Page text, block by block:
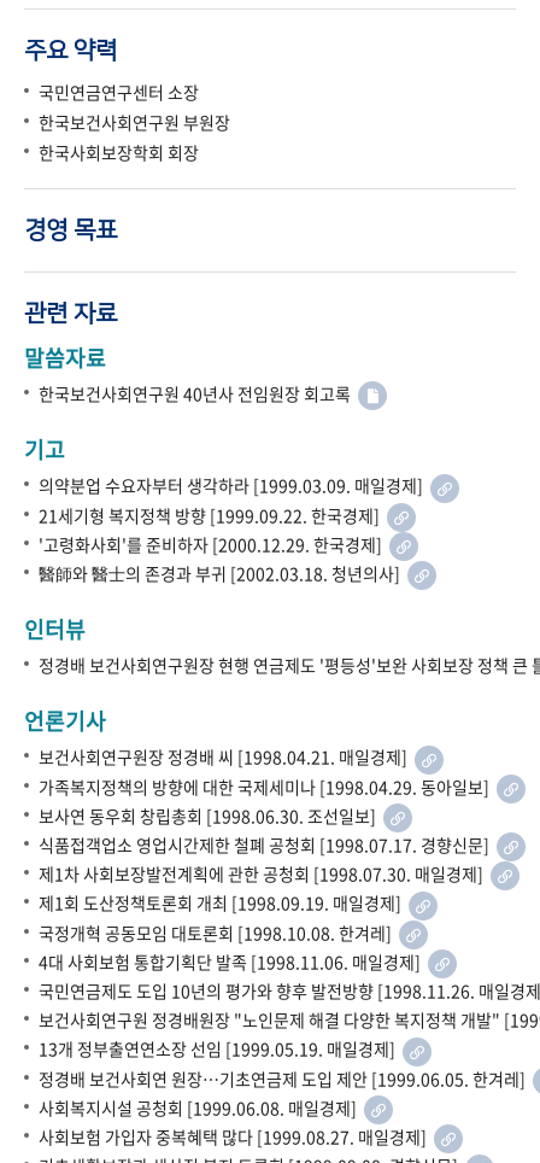
주요 약력
국민연금연구센터 소장
한국보건사회연구원 부원장
한국사회보장학회 회장
경영 목표
관련 자료
말씀자료
한국보건사회연구원 40년사 전임원장 회고록
기고
의약분업 수요자부터 생각하라 [1999.03.09. 매일경제]
21세기형 복지정책 방향 [1999.09.22. 한국경제]
'고령화사회'를 준비하자 [2000.12.29. 한국경제]
醫師와 醫士의 존경과 부귀 [2002.03.18. 청년의사]
인터뷰
정경배 보건사회연구원장 현행 연금제도 '평등성'보완 사회보장 정책
언론기사
보건사회연구원장 정경배 씨 [1998.04.21. 매일경제]
가족복지정책의 방향에 대한 국제세미나 [1998.04.29. 동아일보]
보사연 동우회 창립총회 [1998.06.30. 조선일보]
식품접객업소 영업시간제한 철폐 공청회 [1998.07.17. 경향신문]
제1차 사회보장발전계획에 관한 공청회 [1998.07.30. 매일경제]
제1회 도산정책토론회 개최 [1998.09.19. 매일경제]
국정개혁 공동모임 대토론회 [1998.10.08. 한겨레]
4대 사회보험 통합기획단 발족 [1998.11.06. 매일경제]
국민연금제도 도입 10년의 평가와 향후 발전방향 [1998.11.26. 매일경
보건사회연구원 정경배원장 "노인문제 해결 다양한 복지정책 개발"
13개 정부출연연소장 선임 [1999.05.19. 매일경제]
정경배 보건사회연 원장…기초연금제 도입 제안 [1999.06.05. 한겨레]
사회복지시설 공청회 [1999.06.08. 매일경제]
사회보험 가입자 중복혜택 많다 [1999.08.27. 매일경제]